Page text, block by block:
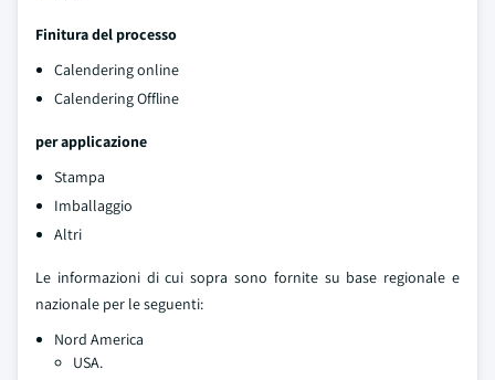
Finitura del processo
Calendering online
Calendering Offline
per applicazione
Stampa
Imballaggio
Altri
Le informazioni di cui sopra sono fornite su base regionale e
nazionale per le seguenti:
Nord America
USA.